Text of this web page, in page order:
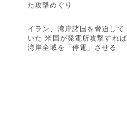
た攻撃めぐり
イラン、湾岸諸国を脅迫して
いた 米国が発電所攻撃すれば
湾岸全域を「停電」させる